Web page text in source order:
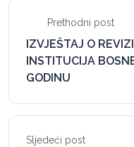
Prethodni post
IZVJEŠTAJ O
INSTITUCIJA
GODINU
Sljedeći post